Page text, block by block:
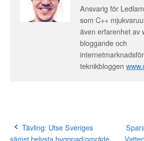
Ansvarig för
som C++
även erfarenhet av
bloggande och
teknikbloggen
Post
Tävling: Utse Sveriges